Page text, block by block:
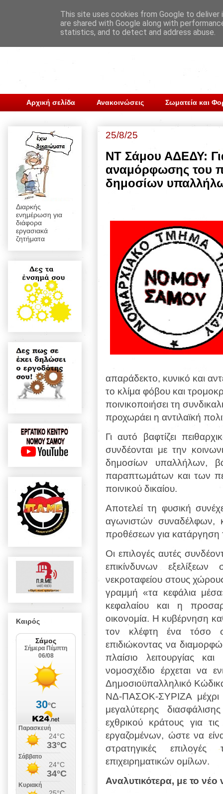
Αρχική σελίδα Ανακοινώσεις Σωματεία και
25/8/25
NT Σάμου ΑΔΕΔΥ:
αναμόρφωσης του
δημοσίων
απαράδεκτο, κυνικό και
το κλίμα φόβου και
ποινικοποιήσει τη
προχωράει η αντιλαϊκή
Γι αυτό βαφτίζει
συνδέονται με την
δημοσίων υπαλλήλων,
παραπτωμάτων και των
ποινικού δικαίου.
Αποτελεί τη φυσική
αγωνιστών συναδέλφων,
προθέσεων για κατάργηση
Οι επιλογές αυτές
επικίνδυνων
νεκροταφείου στους
γραμμή «τα κεφάλια
κεφαλαίου και η
οικονομία. Η κυβέρνηση
τον κλέφτη ένα τόσο
επιδιώκοντας να
πλαίσιο λειτουργίας
νομοσχέδιο έρχεται να
Δημοσιοϋπαλληλικό
ΝΔ-ΠΑΣΟΚ-ΣΥΡΙΖΑ μέχρι
μεγαλύτερης
εχθρικού κράτους για
εργαζομένων, ώστε να
στρατηγικές
επιχειρηματικών ομίλων.
Αναλυτικότερα, με το
Διαρκής
ενημέρωση για
διάφορα
εργασιακά
ζητήματα
Καιρός
This site uses cookies from Google to
are shared with Google along with
statistics, and to detect and address abuse.